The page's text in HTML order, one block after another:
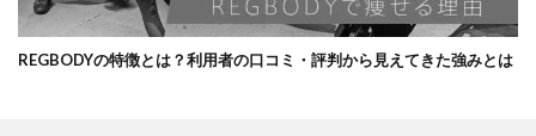
REGBODYの特徴とは？利用者の口コミ・評判から見えてきた強みとは